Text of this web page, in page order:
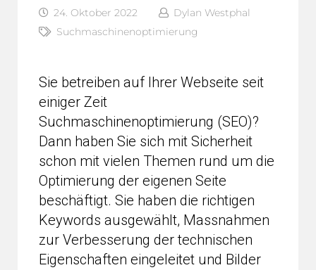
24. Oktober 2022
Dylan Westphal
Suchmaschinenoptimierung
Sie betreiben auf Ihrer Webseite seit
einiger Zeit
Suchmaschinenoptimierung (SEO)?
Dann haben Sie sich mit Sicherheit
schon mit vielen Themen rund um die
Optimierung der eigenen Seite
beschäftigt. Sie haben die richtigen
Keywords ausgewählt, Massnahmen
zur Verbesserung der technischen
Eigenschaften eingeleitet und Bilder